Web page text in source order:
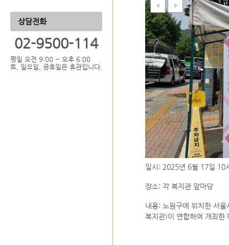
상담전화
02-9500-114
평일 오전 9:00 ~ 오후 6:00
토, 일요일, 공휴일은 휴관입니다.
일시: 2025년 6월 17일 10
장소: 각 복지관 앞마당
내용: 노원구에 위치한 서
복지관)이 연합하여 개최한